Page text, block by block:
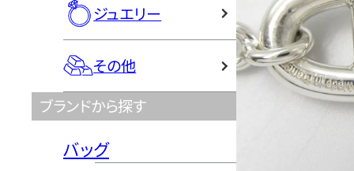
ジュエリー
その他
ブランドから探す
バッグ